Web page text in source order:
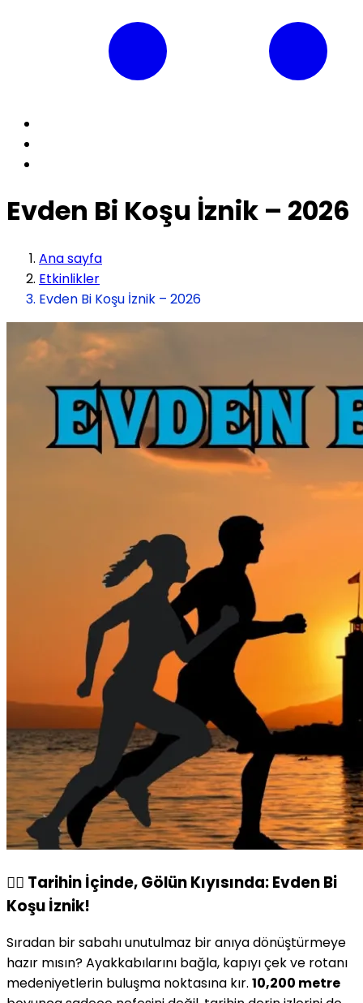
Evden Bi Koşu İznik – 2026
Ana sayfa
Etkinlikler
Evden Bi Koşu İznik – 2026
🏃‍♂️ Tarihin İçinde, Gölün Kıyısında: Evden Bi
Koşu İznik!
Sıradan bir sabahı unutulmaz bir anıya dönüştürmeye
hazır mısın? Ayakkabılarını bağla, kapıyı çek ve rotanı
medeniyetlerin buluşma noktasına kır. 10,200 metre